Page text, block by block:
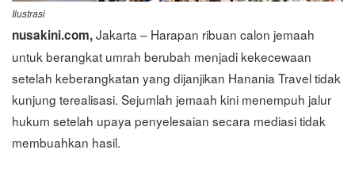
Ilustrasi
nusakini.com,Jakarta – Harapan ribuan calon jemaah
untuk berangkat umrah berubah menjadi kekecewaan
setelah keberangkatan yang dijanjikan Hanania Travel tidak
kunjung terealisasi. Sejumlah jemaah kini menempuh jalur
hukum setelah upaya penyelesaian secara mediasi tidak
membuahkan hasil.